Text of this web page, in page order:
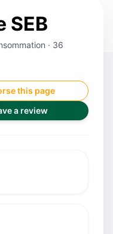
SEB
· 36
this page
a review